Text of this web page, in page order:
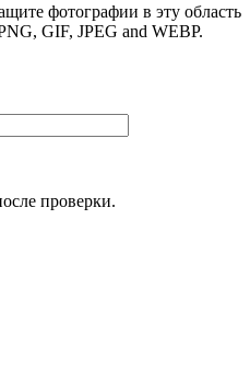
фотографии в эту область
GIF, JPEG and WEBP.
проверки.